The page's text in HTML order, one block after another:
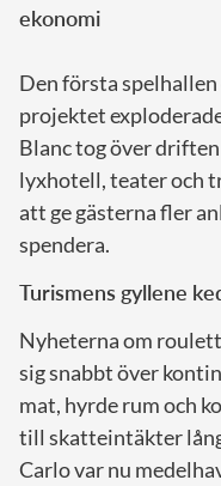
ekonomi
Den första
projektet
Blanc tog över
lyxhotell, teater och
att ge gästerna fler
spendera.
Turismens gyllene
Nyheterna om
sig snabbt över
mat, hyrde rum och
till skatteintäkter
Carlo var nu